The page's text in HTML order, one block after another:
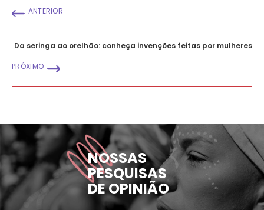
ANTERIOR
Da seringa ao orelhão: conheça invenções feitas por mulheres
PRÓXIMO
NOSSAS
PESQUISAS
DE OPINIÃO